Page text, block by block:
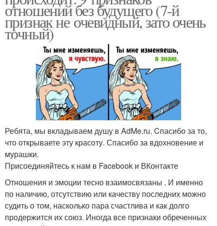
отношений без будущего (7-й
признак не очевидный, зато очень
точный)
Ребята, мы вкладываем душу в AdMe.ru. Cпасибо за то,
что открываете эту красоту. Спасибо за вдохновение и
мурашки.
Присоединяйтесь к нам в Facebook и ВКонтакте
Отношения и эмоции тесно взаимосвязаны . И именно
по наличию, отсутствию или качеству последних можно
судить о том, насколько пара счастлива и как долго
продержится их союз. Иногда все признаки обреченных